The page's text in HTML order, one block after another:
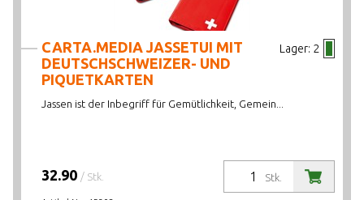
Lager: 2
CARTA.MEDIA JASSETUI MIT
DEUTSCHSCHWEIZER- UND
PIQUETKARTEN
Jassen ist der Inbegriff für Gemütlichkeit, Gemein...
Stk.
32.90 / Stk.